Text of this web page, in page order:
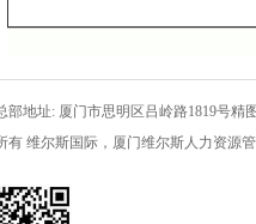
部地址: 厦门市思明区吕岭路1819号精
有 维尔斯国际，厦门维尔斯人力资源